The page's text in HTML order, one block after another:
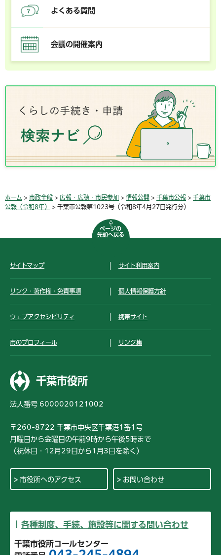
よくある質問
会議の開催案内
ホーム > 市政全般 > 広報・広聴・市民参加 > 情報公開 > 千葉市公報 > 千葉市
公報（令和8年）
> 千葉市公報第1023号（令和8年4月27日発行分）
ページの
先頭へ戻る
サイトマップ サイト利用案内
リンク・著作権・免責事項 個人情報保護方針
ウェブアクセシビリティ 携帯サイト
市のプロフィール リンク集
千葉市役所
法人番号 6000020121002
〒260-8722 千葉市中央区千葉港1番1号
月曜日から金曜日の午前9時から午後5時まで
（祝休日・12月29日から1月3日を除く）
市役所へのアクセス お問い合わせ
各種制度、手続、施設等に関する問い合わせ
千葉市役所コールセンター